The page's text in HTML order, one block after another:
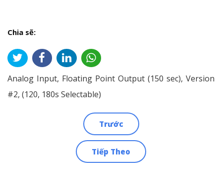
Chia sẽ:
Analog Input, Floating Point Output (150 sec), Version
#2, (120, 180s Selectable)
Trước
Tiếp Theo